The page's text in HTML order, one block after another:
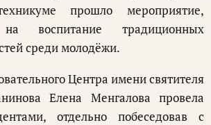
прошло мероприятие,
на воспитание традиционных
среди молодёжи.
Центра имени святителя
Елена Менгалова провела
отдельно побеседовав с